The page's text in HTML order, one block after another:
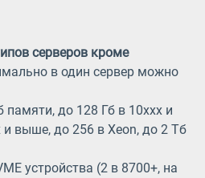
серверов кроме
в один сервер можно
до 128 Гб в 10xxx и
выше, до 256 в Xeon, до 2 Тб
устройства (2 в 8700+, на